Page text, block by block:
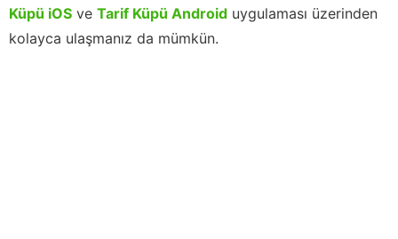
Küpü iOS ve Tarif Küpü Android uygulaması üzerinden
kolayca ulaşmanız da mümkün.